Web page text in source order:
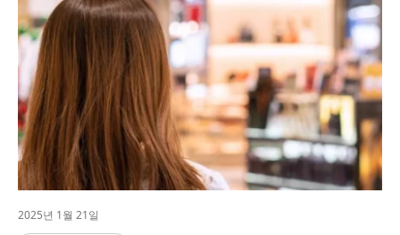
2025년 1월 21일